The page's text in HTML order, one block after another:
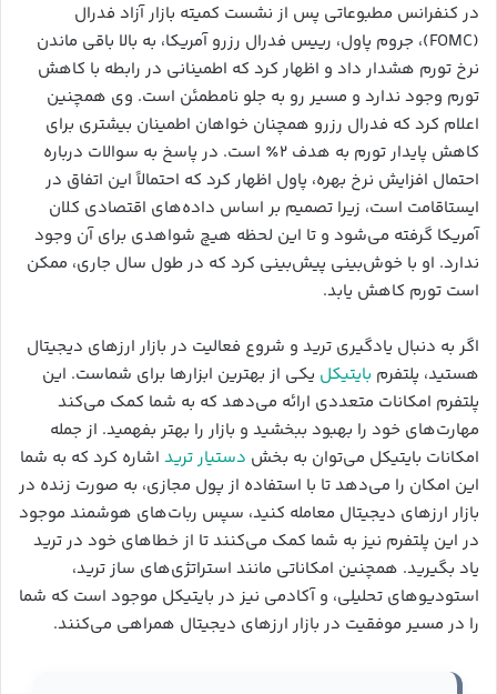
در کنفرانس مطبوعاتی پس از نشست کمیته بازار آزاد فدرال
(FOMC)، جروم پاول، رییس فدرال رزرو آمریکا، به بالا باقی ماندن
نرخ تورم هشدار داد و اظهار کرد که اطمینانی در رابطه با کاهش
تورم وجود ندارد و مسیر رو به جلو نامطمئن است. وی همچنین
اعلام کرد که فدرال رزرو همچنان خواهان اطمینان بیشتری برای
کاهش پایدار تورم به هدف ۲٪ است. در پاسخ به سوالات درباره
احتمال افزایش نرخ بهره، پاول اظهار کرد که احتمالاً این اتفاق در
ایستاقامت است، زیرا تصمیم بر اساس داده‌های اقتصادی کلان
آمریکا گرفته می‌شود و تا این لحظه هیچ شواهدی برای آن وجود
ندارد. او با خوش‌بینی پیش‌بینی کرد که در طول سال جاری، ممکن
است تورم کاهش یابد.
اگر به دنبال یادگیری ترید و شروع فعالیت در بازار ارزهای دیجیتال
هستید، پلتفرم بایتیکل یکی از بهترین ابزارها برای شماست. این
پلتفرم امکانات متعددی ارائه می‌دهد که به شما کمک می‌کند
مهارت‌های خود را بهبود ببخشید و بازار را بهتر بفهمید. از جمله
امکانات بایتیکل می‌توان به بخش دستیار ترید اشاره کرد که به شما
این امکان را می‌دهد تا با استفاده از پول مجازی، به صورت زنده در
بازار ارزهای دیجیتال معامله کنید، سپس ربات‌های هوشمند موجود
در این پلتفرم نیز به شما کمک می‌کنند تا از خطاهای خود در ترید
یاد بگیرید. همچنین امکاناتی مانند استراتژی‌های ساز ترید،
استودیوهای تحلیلی، و آکادمی نیز در بایتیکل موجود است که شما
را در مسیر موفقیت در بازار ارزهای دیجیتال همراهی می‌کنند.